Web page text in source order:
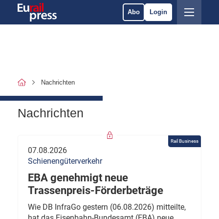
Abo Login
Nachrichten
Nachrichten
Rail Business
07.08.2026
Schienengüterverkehr
EBA genehmigt neue
Trassenpreis-Förderbeträge
Wie DB InfraGo gestern (06.08.2026) mitteilte,